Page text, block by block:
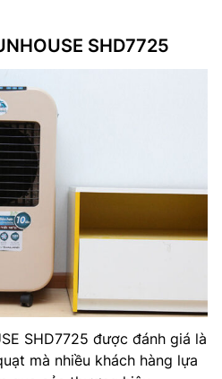
SHD7725
SHD7725 được đánh giá là
mà nhiều khách hàng lựa